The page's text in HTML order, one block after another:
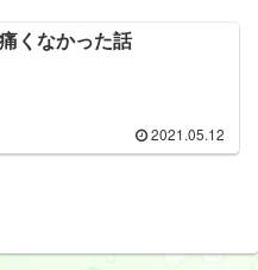
くなかった話
2021.05.12